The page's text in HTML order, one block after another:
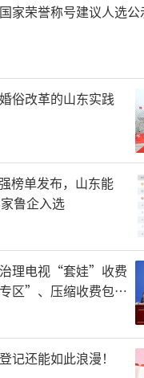
届主席刘文伟为珠海市美术
家荣誉称号建议人选公
俗改革的山东实践
榜单发布，山东能
鲁企入选
理电视“套娃”收费
区”、压缩收费包比
记还能如此浪漫！